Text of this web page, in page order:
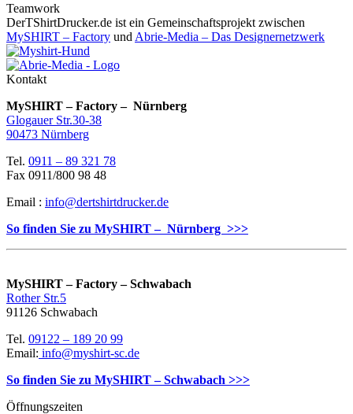
Teamwork
DerTShirtDrucker.de ist ein Gemeinschaftsprojekt zwischen
MySHIRT – Factory und Abrie-Media – Das Designernetzwerk
Kontakt
MySHIRT – Factory – Nürnberg
Glogauer Str.30-38
90473 Nürnberg
Tel. 0911 – 89 321 78
Fax 0911/800 98 48
Email : info@dertshirtdrucker.de
So finden Sie zu MySHIRT – Nürnberg >>>
MySHIRT – Factory – Schwabach
Rother Str.5
91126 Schwabach
Tel. 09122 – 189 20 99
Email: info@myshirt-sc.de
So finden Sie zu MySHIRT – Schwabach >>>
Öffnungszeiten